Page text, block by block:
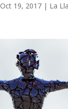
Oct 19, 2017| La